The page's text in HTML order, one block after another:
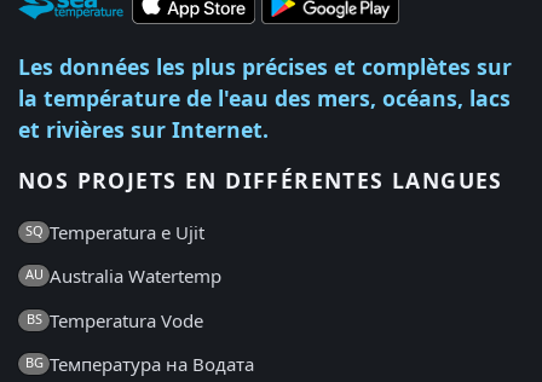
Les données les plus précises et complètes sur
la température de l'eau des mers, océans, lacs
et rivières sur Internet.
NOS PROJETS EN DIFFÉRENTES LANGUES
SQ Temperatura e Ujit
AU Australia Watertemp
BS Temperatura Vode
BG Температура на Водата